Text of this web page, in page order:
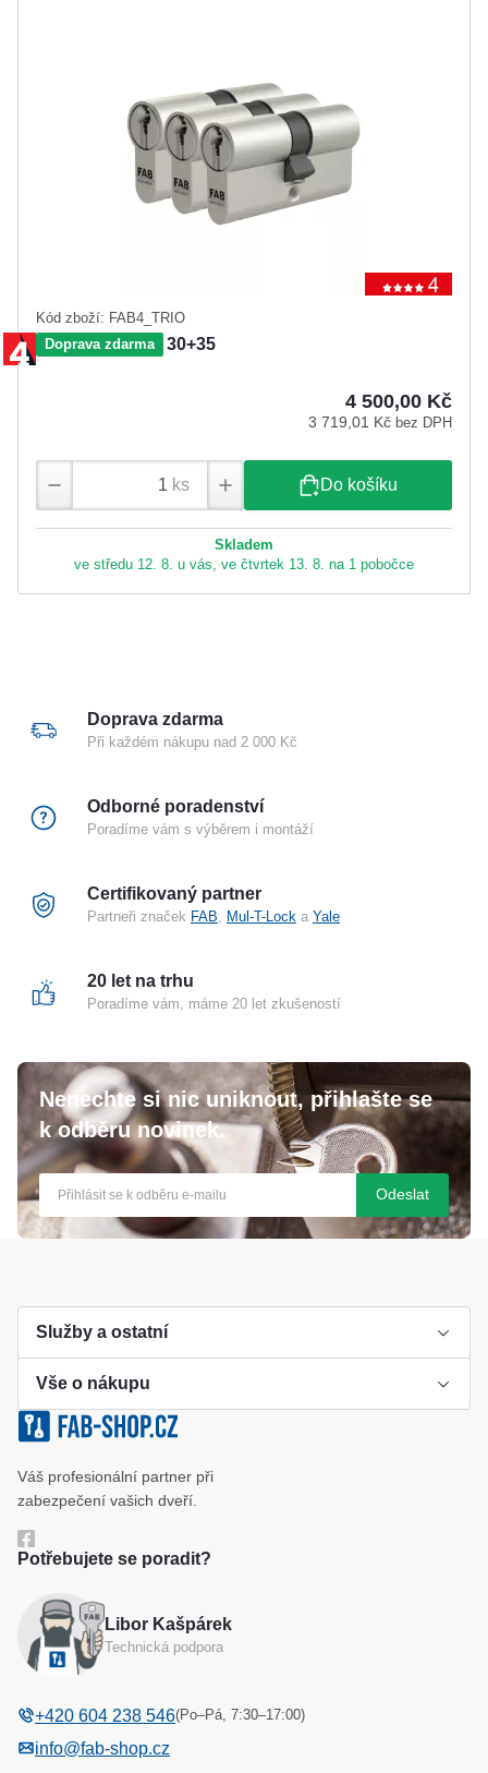
Kód zboží: FAB4_TRIO
Doprava zdarma
FAB 4**** TRIO, 30+35
4 500,00 Kč
3 719,01 Kč bez DPH
ks Do košíku
Skladem
ve středu 12. 8. u vás, ve čtvrtek 13. 8. na 1 pobočce
Doprava zdarma
Při každém nákupu nad 2 000 Kč
Odborné poradenství
Poradíme vám s výběrem i montáží
Certifikovaný partner
Partneři značek FAB Mul-T-Lock a Yale
20 let na trhu
Poradíme vám, máme 20 let zkušeností
Nenechte si nic uniknout, přihlašte se
k odběru novinek.
Odeslat
Služby a ostatní
Výroba klíče
Klíčové systémy
Katalog
Vše o nákupu
Cookies a podmínky používání
Ochrana osobních údajů
Odstoupení od kupní smlouvy
Váš profesionální partner při
zabezpečení vašich dveří.
Potřebujete se poradit?
Libor Kašpárek
Technická podpora
+420 604 238 546(Po–Pá, 7:30–17:00)
info@fab-shop.cz